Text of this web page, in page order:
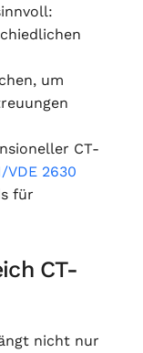
um
CT-
VDE 2630
für
CT-
nicht nur